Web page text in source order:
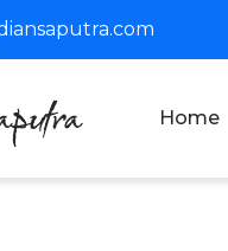
Coach
Home